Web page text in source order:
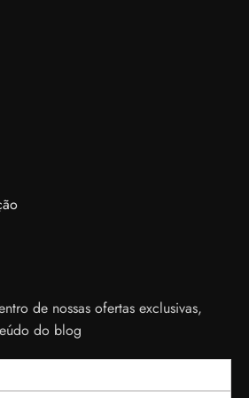
de nossas ofertas exclusivas,
do blog